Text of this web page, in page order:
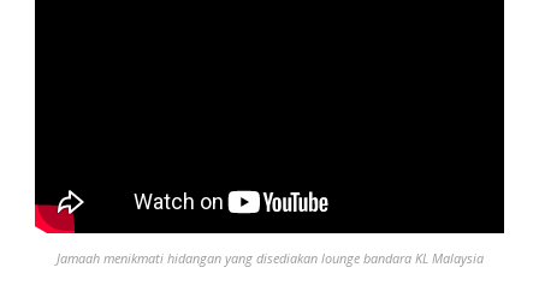
Jamaah menikmati hidangan yang disediakan lounge bandara KL Malaysia